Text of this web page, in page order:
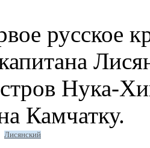
русское
Нука-
Камчатку.
Лисянский